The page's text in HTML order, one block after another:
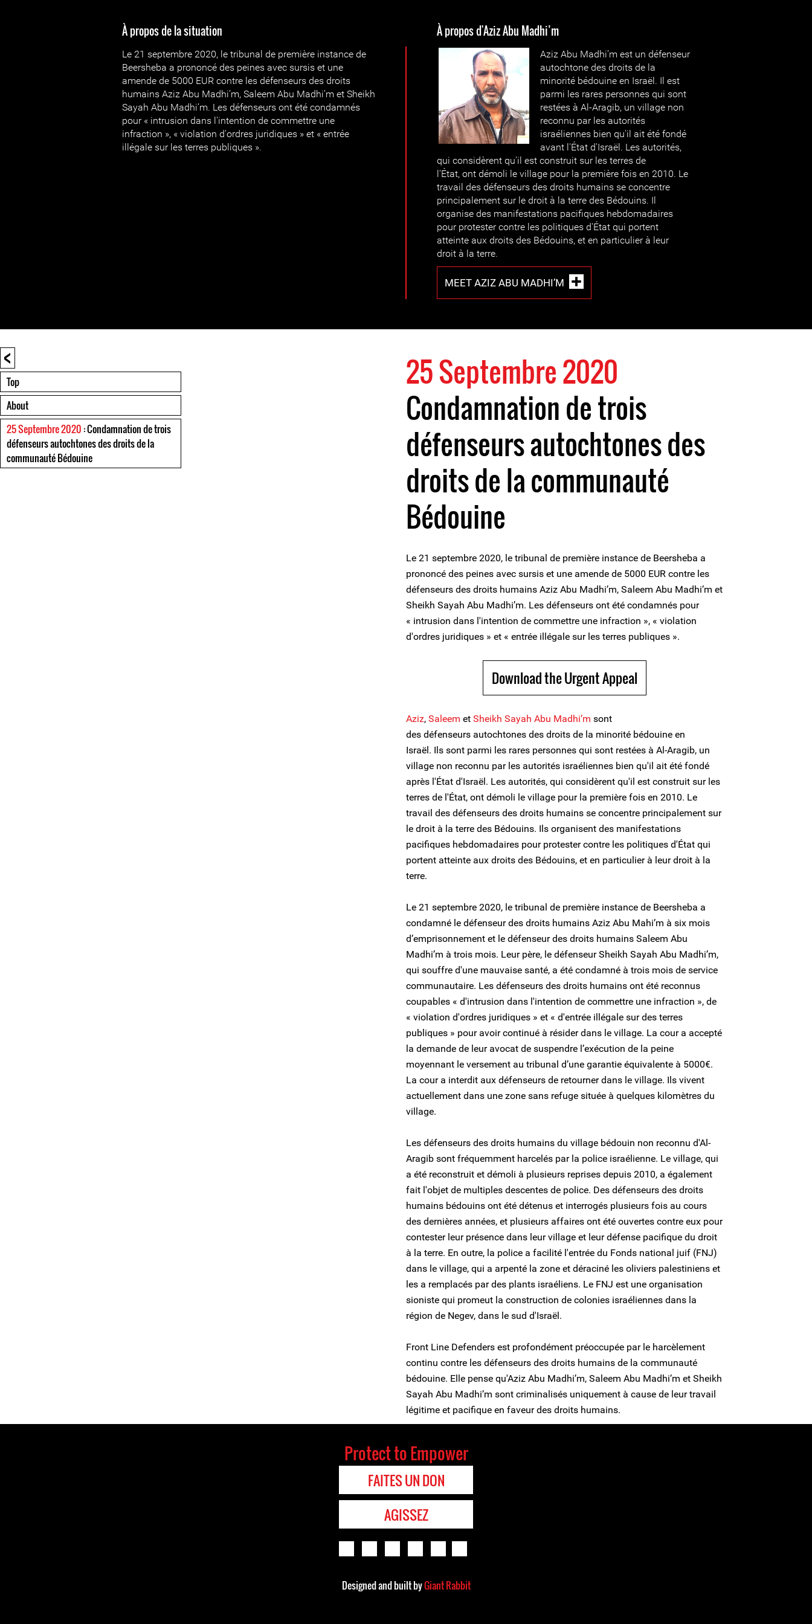
À propos de la situation
Le 21 septembre 2020, le tribunal de première instance de
Beersheba a prononcé des peines avec sursis et une
amende de 5000 EUR contre les défenseurs des droits
humains Aziz Abu Madhi’m, Saleem Abu Madhi’m et Sheikh
Sayah Abu Madhi’m. Les défenseurs ont été condamnés
pour « intrusion dans l'intention de commettre une
infraction », « violation d'ordres juridiques » et « entrée
illégale sur les terres publiques ».
À propos d'Aziz Abu Madhi’m
Aziz Abu Madhi’m est un défenseur
autochtone des droits de la
minorité bédouine en Israël. Il est
parmi les rares personnes qui sont
restées à Al-Aragib, un village non
reconnu par les autorités
israéliennes bien qu'il ait été fondé
avant l'État d'Israël. Les autorités,
qui considèrent qu'il est construit sur les terres de
l'État, ont démoli le village pour la première fois en 2010. Le
travail des défenseurs des droits humains se concentre
principalement sur le droit à la terre des Bédouins. Il
organise des manifestations pacifiques hebdomadaires
pour protester contre les politiques d'État qui portent
atteinte aux droits des Bédouins, et en particulier à leur
droit à la terre.
MEET AZIZ ABU MADHI’M
<
Top
About
25 Septembre 2020 : Condamnation de trois
défenseurs autochtones des droits de la
communauté Bédouine
25 Septembre 2020
Condamnation de trois
défenseurs autochtones des
droits de la communauté
Bédouine
Le 21 septembre 2020, le tribunal de première instance de Beersheba a
prononcé des peines avec sursis et une amende de 5000 EUR contre les
défenseurs des droits humains Aziz Abu Madhi’m, Saleem Abu Madhi’m et
Sheikh Sayah Abu Madhi’m. Les défenseurs ont été condamnés pour
« intrusion dans l'intention de commettre une infraction », « violation
d'ordres juridiques » et « entrée illégale sur les terres publiques ».
Download the Urgent Appeal
Aziz, Saleem et Sheikh Sayah Abu Madhi’m sont
des défenseurs autochtones des droits de la minorité bédouine en
Israël. Ils sont parmi les rares personnes qui sont restées à Al-Aragib, un
village non reconnu par les autorités israéliennes bien qu'il ait été fondé
après l'État d'Israël. Les autorités, qui considèrent qu'il est construit sur les
terres de l'État, ont démoli le village pour la première fois en 2010. Le
travail des défenseurs des droits humains se concentre principalement sur
le droit à la terre des Bédouins. Ils organisent des manifestations
pacifiques hebdomadaires pour protester contre les politiques d'État qui
portent atteinte aux droits des Bédouins, et en particulier à leur droit à la
terre.
Le 21 septembre 2020, le tribunal de première instance de Beersheba a
condamné le défenseur des droits humains Aziz Abu Mahi’m à six mois
d’emprisonnement et le défenseur des droits humains Saleem Abu
Madhi’m à trois mois. Leur père, le défenseur Sheikh Sayah Abu Madhi’m,
qui souffre d'une mauvaise santé, a été condamné à trois mois de service
communautaire. Les défenseurs des droits humains ont été reconnus
coupables « d'intrusion dans l'intention de commettre une infraction », de
« violation d'ordres juridiques » et « d'entrée illégale sur des terres
publiques » pour avoir continué à résider dans le village. La cour a accepté
la demande de leur avocat de suspendre l’exécution de la peine
moyennant le versement au tribunal d’une garantie équivalente à 5000€.
La cour a interdit aux défenseurs de retourner dans le village. Ils vivent
actuellement dans une zone sans refuge située à quelques kilomètres du
village.
Les défenseurs des droits humains du village bédouin non reconnu d'Al-
Aragib sont fréquemment harcelés par la police israélienne. Le village, qui
a été reconstruit et démoli à plusieurs reprises depuis 2010, a également
fait l'objet de multiples descentes de police. Des défenseurs des droits
humains bédouins ont été détenus et interrogés plusieurs fois au cours
des dernières années, et plusieurs affaires ont été ouvertes contre eux pour
contester leur présence dans leur village et leur défense pacifique du droit
à la terre. En outre, la police a facilité l'entrée du Fonds national juif (FNJ)
dans le village, qui a arpenté la zone et déraciné les oliviers palestiniens et
les a remplacés par des plants israéliens. Le FNJ est une organisation
sioniste qui promeut la construction de colonies israéliennes dans la
région de Negev, dans le sud d'Israël.
Front Line Defenders est profondément préoccupée par le harcèlement
continu contre les défenseurs des droits humains de la communauté
bédouine. Elle pense qu'Aziz Abu Madhi’m, Saleem Abu Madhi’m et Sheikh
Sayah Abu Madhi’m sont criminalisés uniquement à cause de leur travail
légitime et pacifique en faveur des droits humains.
Protect to Empower
FAITES UN DON
AGISSEZ
Designed and built byGiant Rabbit